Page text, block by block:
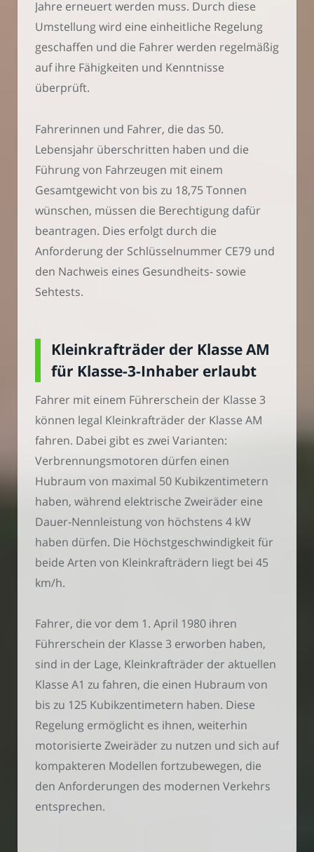
Jahre erneuert werden muss. Durch diese
Umstellung wird eine einheitliche Regelung
geschaffen und die Fahrer werden regelmäßig
auf ihre Fähigkeiten und Kenntnisse
überprüft.
Fahrerinnen und Fahrer, die das 50.
Lebensjahr überschritten haben und die
Führung von Fahrzeugen mit einem
Gesamtgewicht von bis zu 18,75 Tonnen
wünschen, müssen die Berechtigung dafür
beantragen. Dies erfolgt durch die
Anforderung der Schlüsselnummer CE79 und
den Nachweis eines Gesundheits- sowie
Sehtests.
Kleinkrafträder der Klasse AM
für Klasse-3-Inhaber erlaubt
Fahrer mit einem Führerschein der Klasse 3
können legal Kleinkrafträder der Klasse AM
fahren. Dabei gibt es zwei Varianten:
Verbrennungsmotoren dürfen einen
Hubraum von maximal 50 Kubikzentimetern
haben, während elektrische Zweiräder eine
Dauer-Nennleistung von höchstens 4 kW
haben dürfen. Die Höchstgeschwindigkeit für
beide Arten von Kleinkrafträdern liegt bei 45
km/h.
Fahrer, die vor dem 1. April 1980 ihren
Führerschein der Klasse 3 erworben haben,
sind in der Lage, Kleinkrafträder der aktuellen
Klasse A1 zu fahren, die einen Hubraum von
bis zu 125 Kubikzentimetern haben. Diese
Regelung ermöglicht es ihnen, weiterhin
motorisierte Zweiräder zu nutzen und sich auf
kompakteren Modellen fortzubewegen, die
den Anforderungen des modernen Verkehrs
entsprechen.